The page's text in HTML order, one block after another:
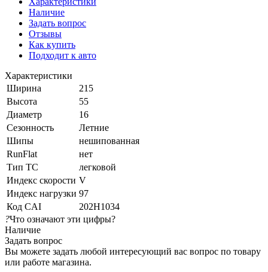
Наличие
Задать вопрос
Отзывы
Как купить
Подходит к авто
Характеристики
Ширина
215
Высота
55
Диаметр
16
Сезонность
Летние
Шипы
нешипованная
RunFlat
нет
Тип ТС
легковой
Индекс скорости V
Индекс нагрузки 97
Код CAI
202H1034
?Что означают эти цифры?
Наличие
Задать вопрос
Вы можете задать любой интересующий вас вопрос по товару
или работе магазина.